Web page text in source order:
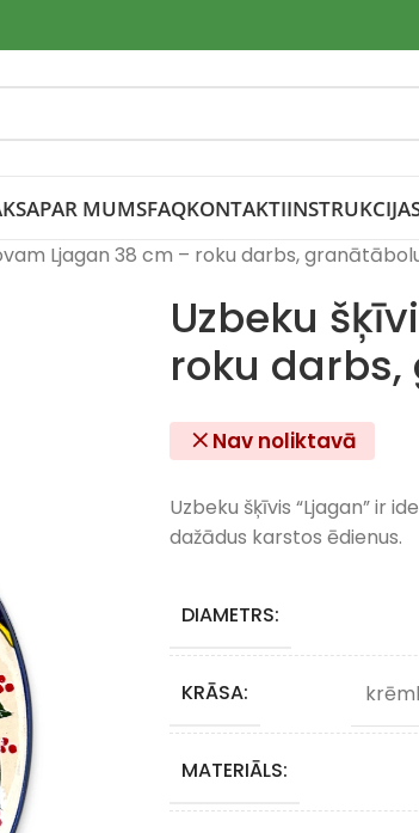
PAR MUMSFAQKONTAKTI
Ljagan 38 cm – roku darbs,
Uzbeku
roku
Nav noliktavā
Uzbeku šķīvis “Ljagan” ir
dažādus karstos ēdienus.
DIAMETRS:
KRĀSA:
MATERIĀLS: